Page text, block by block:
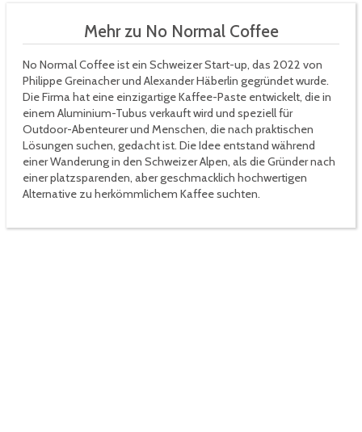
Mehr zu No Normal Coffee
No Normal Coffee ist ein Schweizer Start-up, das 2022 von
Philippe Greinacher und Alexander Häberlin gegründet wurde.
Die Firma hat eine einzigartige Kaffee-Paste entwickelt, die in
einem Aluminium-Tubus verkauft wird und speziell für
Outdoor-Abenteurer und Menschen, die nach praktischen
Lösungen suchen, gedacht ist. Die Idee entstand während
einer Wanderung in den Schweizer Alpen, als die Gründer nach
einer platzsparenden, aber geschmacklich hochwertigen
Alternative zu herkömmlichem Kaffee suchten.